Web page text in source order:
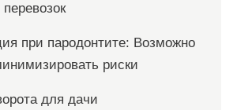
при пародонтите: Возможно
риски
для дачи